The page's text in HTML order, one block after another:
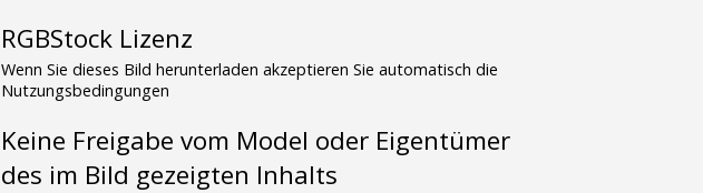
RGBStock Lizenz
Wenn Sie dieses Bild herunterladen akzeptieren Sie automatisch die
Nutzungsbedingungen
Keine Freigabe vom Model oder Eigentümer
des im Bild gezeigten Inhalts